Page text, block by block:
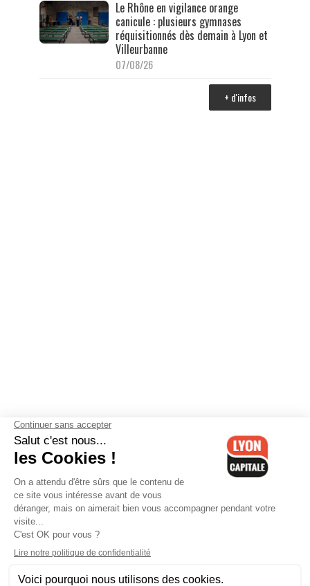
Le Rhône en vigilance orange
canicule : plusieurs gymnases
réquisitionnés dès demain à Lyon et
Villeurbanne
07/08/26
+ d'infos